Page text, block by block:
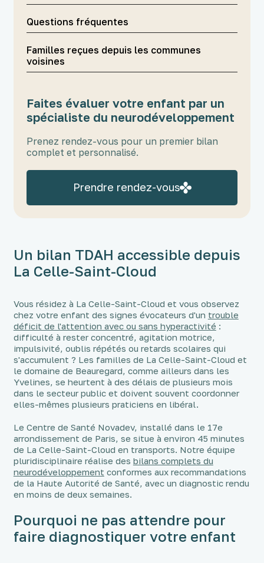
Questions fréquentes
Familles reçues depuis les communes
voisines
Faites évaluer votre enfant par un
spécialiste du neurodéveloppement
Prenez rendez-vous pour un premier bilan
complet et personnalisé.
Prendre rendez-vous
Un bilan TDAH accessible depuis
La Celle-Saint-Cloud
Vous résidez à La Celle-Saint-Cloud et vous observez
chez votre enfant des signes évocateurs d'un trouble
déficit de l'attention avec ou sans hyperactivité :
difficulté à rester concentré, agitation motrice,
impulsivité, oublis répétés ou retards scolaires qui
s'accumulent ? Les familles de La Celle-Saint-Cloud et
le domaine de Beauregard, comme ailleurs dans les
Yvelines, se heurtent à des délais de plusieurs mois
dans le secteur public et doivent souvent coordonner
elles-mêmes plusieurs praticiens en libéral.
Le Centre de Santé Novadev, installé dans le 17e
arrondissement de Paris, se situe à environ 45 minutes
de La Celle-Saint-Cloud en transports. Notre équipe
pluridisciplinaire réalise des bilans complets du
neurodéveloppement conformes aux recommandations
de la Haute Autorité de Santé, avec un diagnostic rendu
en moins de deux semaines.
Pourquoi ne pas attendre pour
faire diagnostiquer votre enfant